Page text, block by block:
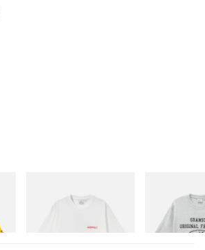
Yosemite
立刻购入